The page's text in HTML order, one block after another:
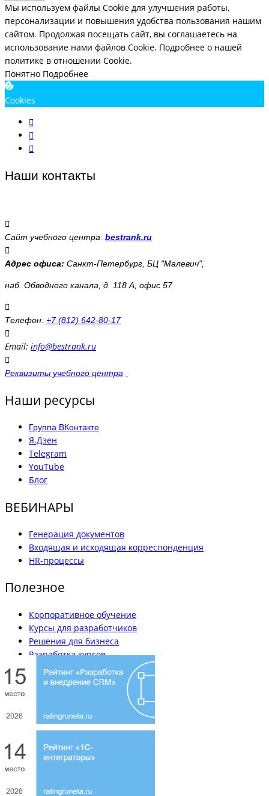
Мы используем файлы Cookie для улучшения работы,
персонализации и повышения удобства пользования нашим
сайтом. Продолжая посещать сайт, вы соглашаетесь на
использование нами файлов Cookie. Подробнее о нашей
политике в отношении Cookie.
Понятно Подробнее
Cookies
Наши контакты
Сайт учебного центра: bestrank.ru
Адрес офиса: Санкт-Петербург, БЦ "Малевич",
наб. Обводного канала, д. 118 А, офис 57
Телефон: +7 (812) 642-80-17
Email: info@bestrank.ru
Реквизиты учебного центра
Наши ресурсы
Группа ВКонтакте
Я.Дзен
Telegram
YouTube
Блог
ВЕБИНАРЫ
Генерация документов
Входящая и исходящая корреспонденция
HR-процессы
Полезное
Корпоративное обучение
Курсы для разработчиков
Решения для бизнеса
Разработка курсов
Вакансии
Наши кейсы